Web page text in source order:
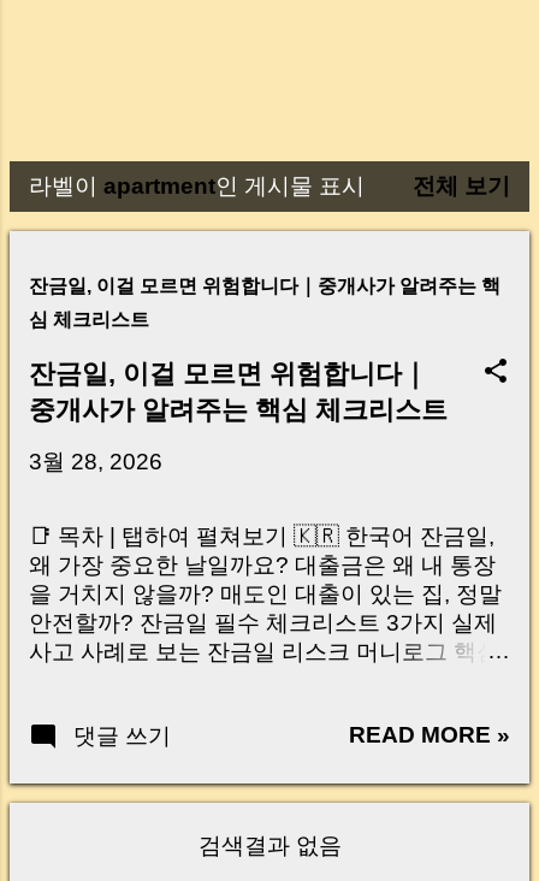
글
라벨이 apartment인 게시물 표시 전체 보기
잔금일, 이걸 모르면 위험합니다｜중개사가 알려주는 핵
심 체크리스트
잔금일, 이걸 모르면 위험합니다｜
중개사가 알려주는 핵심 체크리스트
3월 28, 2026
📑 목차 | 탭하여 펼쳐보기 🇰🇷 한국어 잔금일,
왜 가장 중요한 날일까요? 대출금은 왜 내 통장
을 거치지 않을까? 매도인 대출이 있는 집, 정말
안전할까? 잔금일 필수 체크리스트 3가지 실제
사고 사례로 보는 잔금일 리스크 머니로그 핵심
Your Account Is It Safe If the Seller Has a
Real Risks and Mistakes to Avoid MoneyLog
신가요? “잔금일… 그냥 돈 보내고 끝나는 거 아
댓글 쓰기 READ MORE »
검색결과 없음